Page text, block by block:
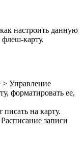
настроить данную
карту.
Управление
форматировать ее,
писать на карту.
записи